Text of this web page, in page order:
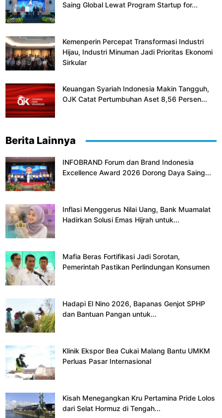
Saing Global Lewat Program Startup for...
Kemenperin Percepat Transformasi Industri
Hijau, Industri Minuman Jadi Prioritas Ekonomi
Sirkular
Keuangan Syariah Indonesia Makin Tangguh,
OJK Catat Pertumbuhan Aset 8,56 Persen...
Berita Lainnya
INFOBRAND Forum dan Brand Indonesia
Excellence Award 2026 Dorong Daya Saing...
Inflasi Menggerus Nilai Uang, Bank Muamalat
Hadirkan Solusi Emas Hijrah untuk...
Mafia Beras Fortifikasi Jadi Sorotan,
Pemerintah Pastikan Perlindungan Konsumen
Hadapi El Nino 2026, Bapanas Genjot SPHP
dan Bantuan Pangan untuk...
Klinik Ekspor Bea Cukai Malang Bantu UMKM
Perluas Pasar Internasional
Kisah Menegangkan Kru Pertamina Pride Lolos
dari Selat Hormuz di Tengah...